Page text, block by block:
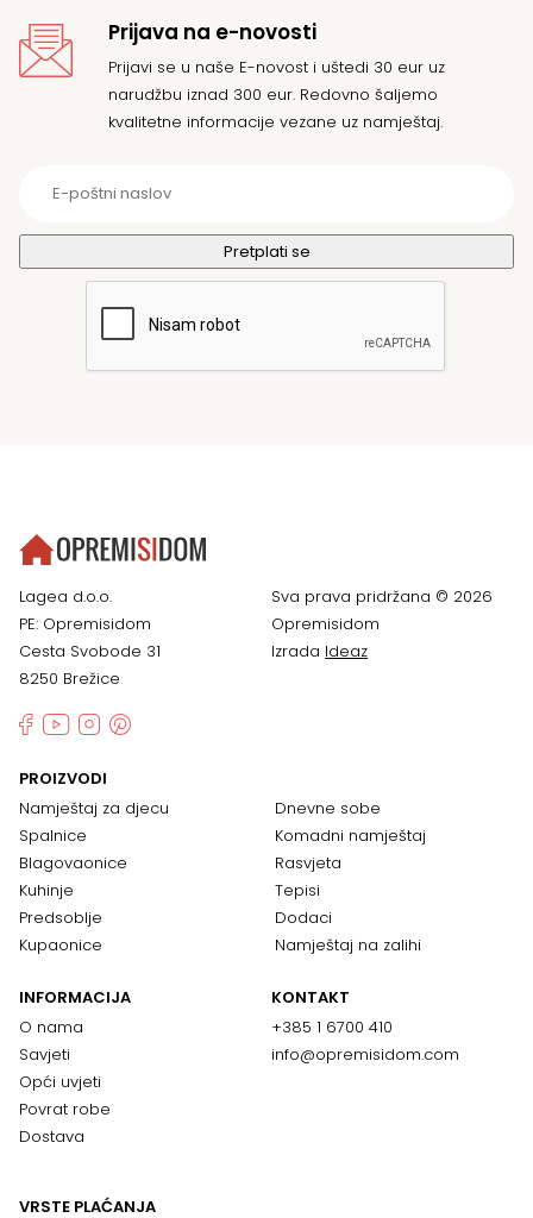
Prijava na e-novosti
Prijavi se u naše E-novost i uštedi 30 eur uz
narudžbu iznad 300 eur. Redovno šaljemo
kvalitetne informacije vezane uz namještaj.
Lagea d.o.o.
PE: Opremisidom
Cesta Svobode 31
8250 Brežice
Sva prava pridržana © 2026
Opremisidom
Izrada Ideaz
PROIZVODI
Namještaj za djecu
Spalnice
Blagovaonice
Kuhinje
Predsoblje
Kupaonice
Dnevne sobe
Komadni namještaj
Rasvjeta
Tepisi
Dodaci
Namještaj na zalihi
INFORMACIJA
O nama
Savjeti
Opći uvjeti
Povrat robe
Dostava
KONTAKT
+385 1 6700 410
info@opremisidom.com
VRSTE PLAĆANJA